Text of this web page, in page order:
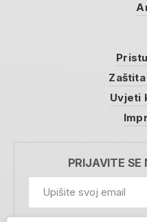
Uvjeti
PRIJAVITE SE